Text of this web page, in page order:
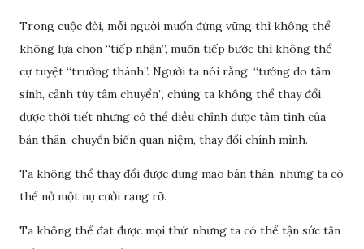
Trong cuộc đời, mỗi người muốn đứng vững thì không thể
không lựa chọn “tiếp nhận”, muốn tiếp bước thì không thể
cự tuyệt “trưởng thành”. Người ta nói rằng, “tướng do tâm
sinh, cảnh tùy tâm chuyển”, chúng ta không thể thay đổi
được thời tiết nhưng có thể điều chỉnh được tâm tình của
bản thân, chuyển biến quan niệm, thay đổi chính mình.
Ta không thể thay đổi được dung mạo bản thân, nhưng ta có
thể nở một nụ cười rạng rỡ.
Ta không thể đạt được mọi thứ, nhưng ta có thể tận sức tận